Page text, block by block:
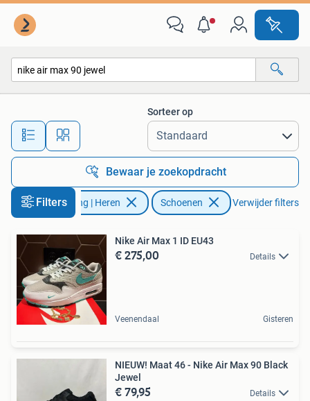
Alle afstanden…
Sorteer op
Bewaar je zoekopdracht
FiltersKleding | Heren Schoenen Verwijder filters
Nike Air Max 1 ID EU43
€ 275,00 Details
Veenendaal Gisteren
NIEUW! Maat 46 - Nike Air Max 90 Black
Jewel
€ 79,95 Details